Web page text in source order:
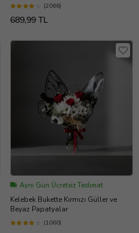
(2066)
689,99 TL
Aynı Gün Ücretsiz Teslimat
Kelebek Bukette Kırmızı Güller ve
Beyaz Papatyalar
(1060)